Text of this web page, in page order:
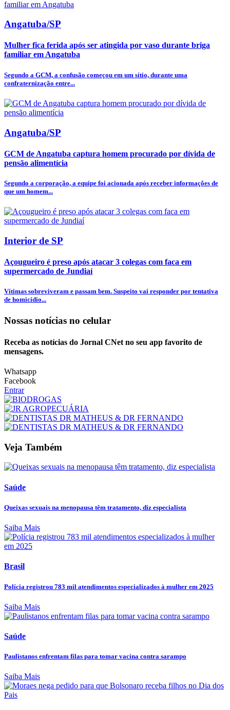
Angatuba/SP
Mulher fica ferida após ser atingida por vaso durante briga
familiar em Angatuba
Segundo a GCM, a confusão começou em um sítio, durante uma
confraternização entre...
Angatuba/SP
GCM de Angatuba captura homem procurado por dívida de
pensão alimentícia
Segundo a corporação, a equipe foi acionada após receber informações de
que um homem...
Interior de SP
Açougueiro é preso após atacar 3 colegas com faca em
supermercado de Jundiaí
Vítimas sobreviveram e passam bem. Suspeito vai responder por tentativa
de homicídio...
Nossas notícias no celular
Receba as notícias do Jornal CNet no seu app favorito de
mensagens.
Whatsapp
Facebook
Entrar
Veja Também
Saúde
Queixas sexuais na menopausa têm tratamento, diz especialista
Saiba Mais
Brasil
Polícia registrou 783 mil atendimentos especializados à mulher em 2025
Saiba Mais
Saúde
Paulistanos enfrentam filas para tomar vacina contra sarampo
Saiba Mais